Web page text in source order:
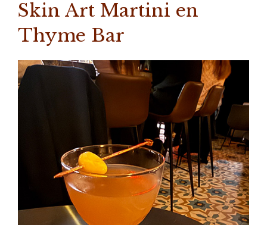
Skin Art Martini en
Thyme Bar